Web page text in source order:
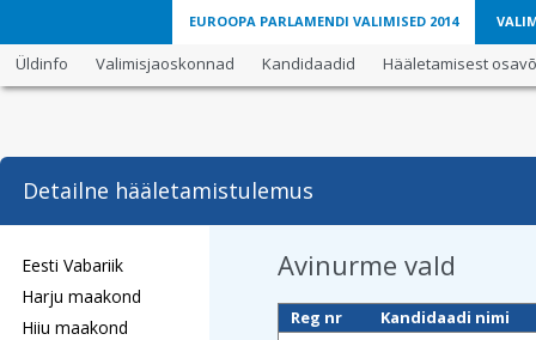
EUROOPA PARLAMENDI VALIMISED 2014
Üldinfo Valimisjaoskonnad Kandidaadid Hääletamisest
Detailne hääletamistulemus
Eesti Vabariik
Harju maakond
Hiiu maakond
Avinurme vald
Reg nr Kandidaadi nimi